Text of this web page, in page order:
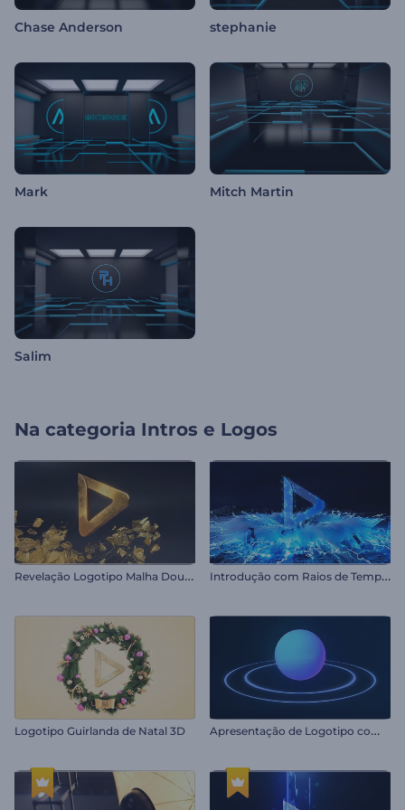
Chase Anderson stephanie
Mark Mitch Martin
Salim
Na categoria Intros e Logos
R
evelação Logotipo Malha Dourada I
ntrodução com Raios de Tempestade
Logotipo Guirlanda de Natal 3D A
presentação de Logotipo com Formas Saltitantes